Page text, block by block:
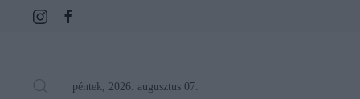
péntek, 2026. augusztus 07.